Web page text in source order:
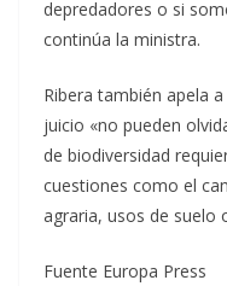
depredadores o si
continúa la ministra.
Ribera también apela
juicio «no pueden
de biodiversidad
cuestiones como el
agraria, usos de suelo
Fuente Europa Press